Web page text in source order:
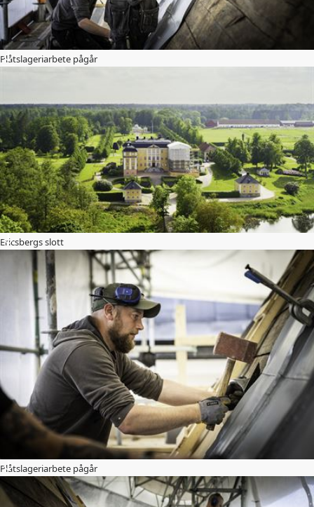
Plåtslageriarbete pågår
Ericsbergs slott
Plåtslageriarbete pågår